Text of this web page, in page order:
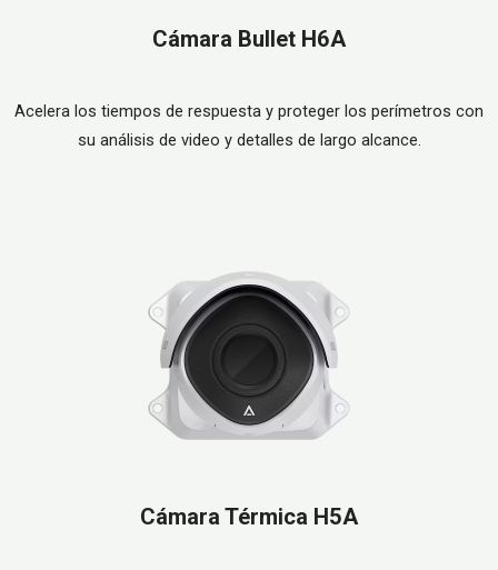
Cámara Bullet H6A
Acelera los tiempos de respuesta y proteger los perímetros con
su análisis de video y detalles de largo alcance.
Cámara Térmica H5A